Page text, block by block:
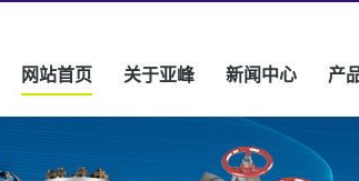
网站首页 关于亚峰 新闻中心 产